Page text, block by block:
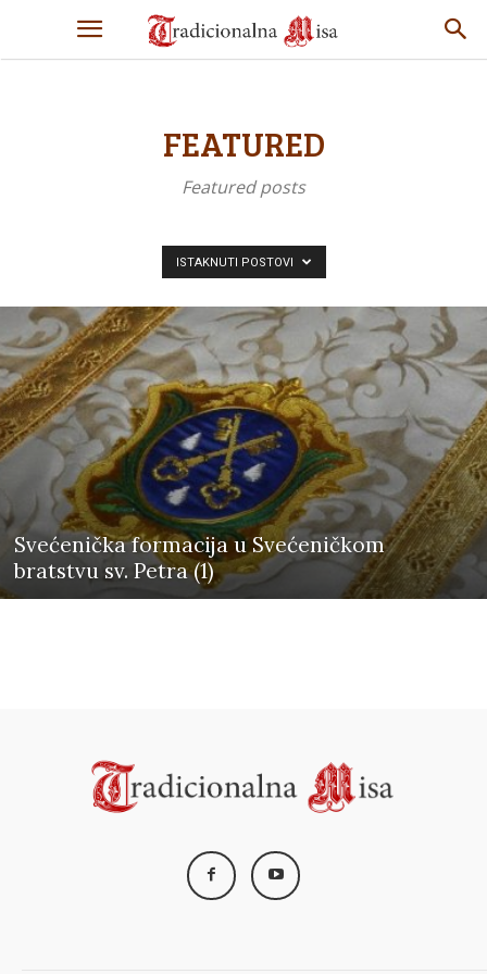
FEATURED
Featured posts
ISTAKNUTI POSTOVI
Svećenička formacija u Svećeničkom
bratstvu sv. Petra (1)